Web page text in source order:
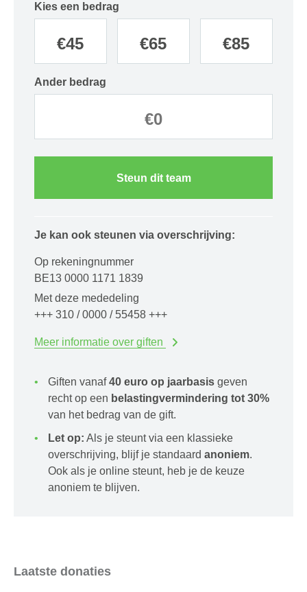
Kies een bedrag
€45 €65 €85
Ander bedrag
Steun dit team
Je kan ook steunen via overschrijving:
Op rekeningnummer
BE13 0000 1171 1839
Met deze mededeling
+++ 310 / 0000 / 55458 +++
Meer informatie over giften
Giften vanaf40 euro op jaarbasis geven
recht op een belastingvermindering tot 30%
van het bedrag van de gift.
Let op: Als je steunt via een klassieke
overschrijving, blijf je standaard anoniem.
Ook als je online steunt, heb je de keuze
anoniem te blijven.
Laatste donaties